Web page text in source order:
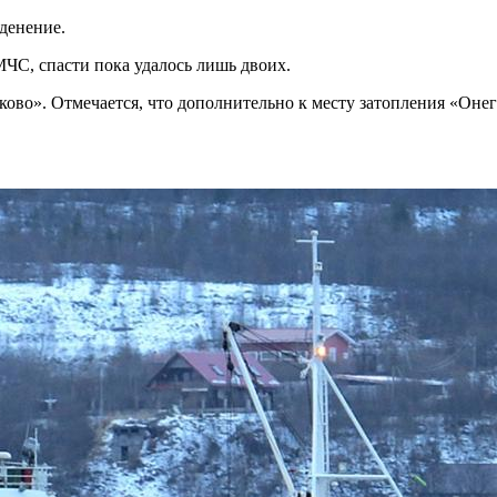
спасти пока удалось лишь двоих.
Отмечается, что дополнительно к месту затопления